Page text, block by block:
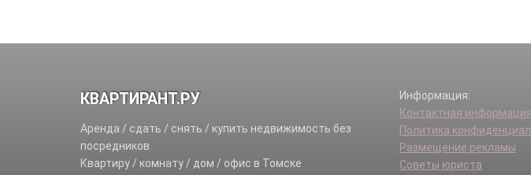
КВАРТИРАНТ.РУ
Аренда / сдать / снять / купить недвижимость без
посредников.
Квартиру / комнату / дом / офис в Томске
Информация:
Контактная информация
Политика
Размещение рекламы
Советы юриста